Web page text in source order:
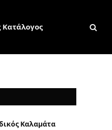
Κατάλογος
Καλαμάτα